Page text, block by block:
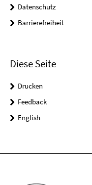
Datenschutz
Barrierefreiheit
Diese Seite
Drucken
Feedback
English